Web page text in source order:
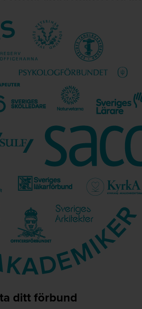
ditt förbund